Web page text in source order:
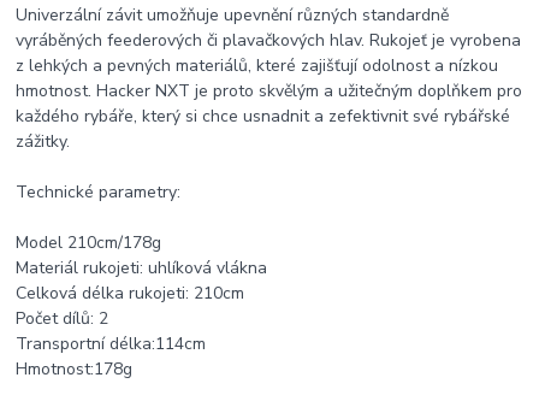
Univerzální závit umožňuje upevnění různých standardně
vyráběných feederových či plavačkových hlav. Rukojeť je vyrobena
z lehkých a pevných materiálů, které zajišťují odolnost a nízkou
hmotnost. Hacker NXT je proto skvělým a užitečným doplňkem pro
každého rybáře, který si chce usnadnit a zefektivnit své rybářské
zážitky.
Technické parametry:
Model 210cm/178g
Materiál rukojeti: uhlíková vlákna
Celková délka rukojeti: 210cm
Počet dílů: 2
Transportní délka:114cm
Hmotnost:178g